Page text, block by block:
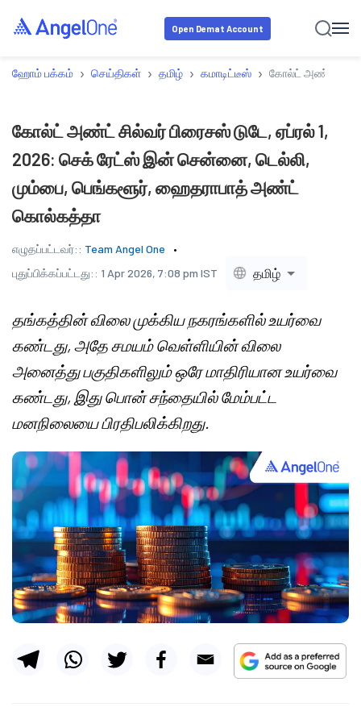
Open Demat Account
ஹோம் பக்கம் › செய்திகள் › தமிழ் › கமாடிட்டீஸ் › கோல்ட் அண்ட்
கோல்ட் அண்ட் சில்வர் பிரைசஸ் டுடே, ஏப்ரல் 1,
2026: செக் ரேட்ஸ் இன் சென்னை, டெல்லி,
மும்பை, பெங்களூர், ஹைதராபாத் அண்ட்
கொல்கத்தா
எழுதப்பட்டவர்:: Team Angel One
புதுப்பிக்கப்பட்டது:: 1 Apr 2026, 7:08 pm IST தமிழ்
தங்கத்தின் விலை முக்கிய நகரங்களில் உயர்வை
கண்டது, அதே சமயம் வெள்ளியின் விலை
அனைத்து பகுதிகளிலும் ஒரே மாதிரியான உயர்வை
கண்டது, இது பொன் சந்தையில் மேம்பட்ட
மனநிலையை பிரதிபலிக்கிறது.